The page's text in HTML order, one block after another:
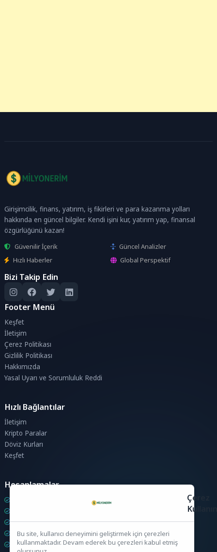
Girişimcilik, finans, yatırım, iş fikirleri ve para kazanma yolları
hakkında en güncel bilgiler. Kendi işini kur, yatırım yap, finansal
özgürlüğünü kazan!
Güvenilir İçerik
Güncel Analizler
Hızlı Haberler
Global Perspektif
Bizi Takip Edin
Footer Menü
Keşfet
İletişim
Çerez Politikası
Gizlilik Politikası
Hakkımızda
Yasal Uyarı ve Sorumluluk Reddi
Hızlı Bağlantılar
İletişim
Kripto Paralar
Döviz Kurları
Keşfet
Hesaplamalar
KDV Hesaplama
İndirim Hesaplama
Zam Hesaplama
Çerez
Bu site, kullanıcı deneyimini geliştirmek için çerezleri
kullanmaktadır. Devam ederek bu çerezleri kabul etmiş